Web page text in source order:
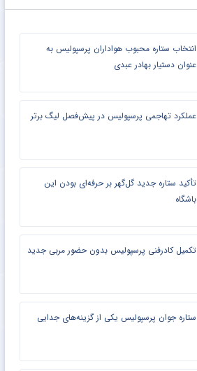
انتخاب ستاره محبوب هواداران پرسپولیس به
عنوان دستیار بهادر عبدی
عملکرد تهاجمی پرسپولیس در پیش‌فصل لیگ برتر
تأکید ستاره جدید گل‌گهر بر حرفه‌ای بودن این
باشگاه
تکمیل کادرفنی پرسپولیس بدون حضور مربی جدید
ستاره جوان پرسپولیس یکی از گزینه‌های جدایی